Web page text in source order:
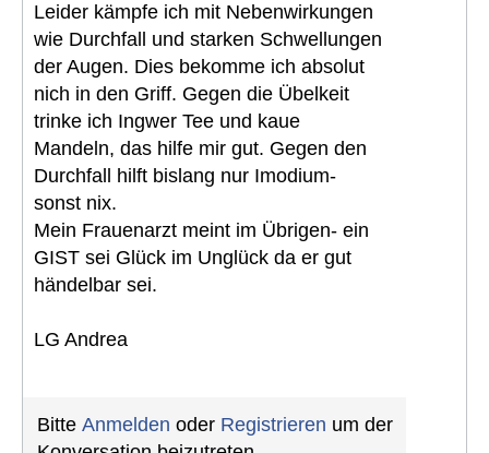
Leider kämpfe ich mit Nebenwirkungen
wie Durchfall und starken Schwellungen
der Augen. Dies bekomme ich absolut
nich in den Griff. Gegen die Übelkeit
trinke ich Ingwer Tee und kaue
Mandeln, das hilfe mir gut. Gegen den
Durchfall hilft bislang nur Imodium-
sonst nix.
Mein Frauenarzt meint im Übrigen- ein
GIST sei Glück im Unglück da er gut
händelbar sei.
LG Andrea
Bitte Anmelden oder Registrieren um der